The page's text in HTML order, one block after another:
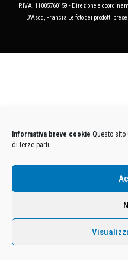
Informativa breve cookie Questo
di terze parti.
P.IVA. 11005760159 - Direzione e
D'Ascq, Francia Le foto dei prodotti